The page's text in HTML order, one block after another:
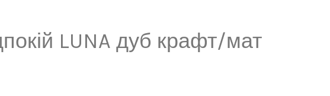
LUNA дуб крафт/мат